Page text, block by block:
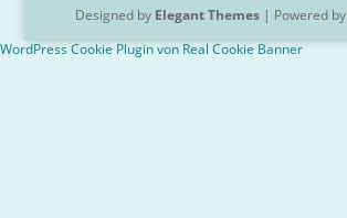
Designed by Elegant Themes| Powered by
WordPress Cookie Plugin von Real Cookie Banner